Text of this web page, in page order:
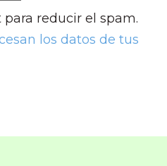
reducir el spam.
los datos de tus